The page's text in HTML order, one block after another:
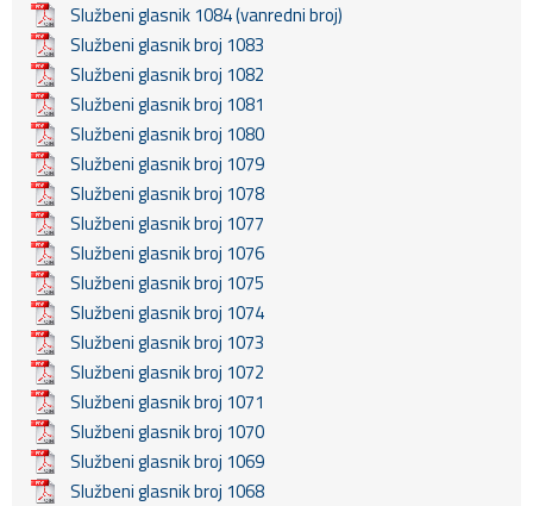
Službeni glasnik 1084 (vanredni broj)
Službeni glasnik broj 1083
Službeni glasnik broj 1082
Službeni glasnik broj 1081
Službeni glasnik broj 1080
Službeni glasnik broj 1079
Službeni glasnik broj 1078
Službeni glasnik broj 1077
Službeni glasnik broj 1076
Službeni glasnik broj 1075
Službeni glasnik broj 1074
Službeni glasnik broj 1073
Službeni glasnik broj 1072
Službeni glasnik broj 1071
Službeni glasnik broj 1070
Službeni glasnik broj 1069
Službeni glasnik broj 1068